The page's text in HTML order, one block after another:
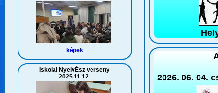
képek
Iskolai NyelvÉsz verseny
2025.11.12.
2026. 06. 04.